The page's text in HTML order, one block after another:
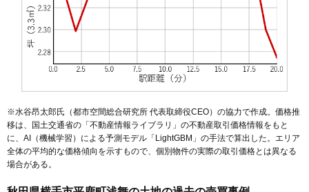
51 大屋寺内 1.9万円 105万円 -25.7%
52 平鹿町浅舞
53
大森町 1.8万円 153万円 -23.4%
56 杉沢 1.7万円 240万円 -17.5%
57 平鹿町上吉田 1.7万円 165万円 -14.7%
山内平野沢 1.7万円 74万円 -15.6%
59
60 雄物川町造山 1.6万円 251万円
※水谷昂太郎氏（都市空間総合研究所 代表取締役CEO）の協力で作成。価格推
移は、国土交通省の「不動産情報ライブラリ 」の不動産取引価格情報をもと
に、AI（機械学習）による予測モデル「LightGBM」の手法で算出した。エリア
全体の平均的な価格傾向を示すもので、個別物件の実際の取引価格とは異なる
場合がある。